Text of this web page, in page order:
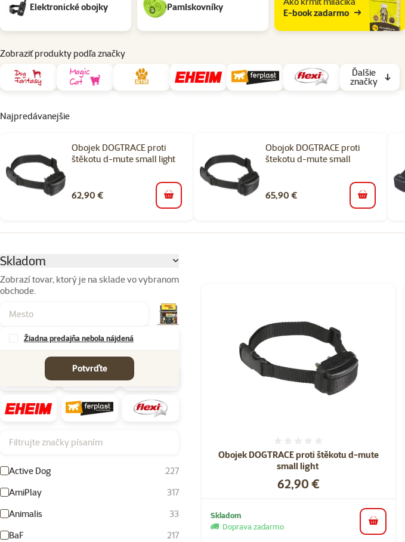
Elektronické obojky Pamlskovníky
E-book zadarmo
Zobraziť produkty podľa značky
Ďalšie
značky
Najpredávanejšie
Obojek DOGTRACE proti
štěkotu d-mute small light
62,90 € do košíka
Obojok DOGTRACE proti
štekotu d-mute small
65,90 € do košíka
Skladom
Zobrazí tovar, ktorý je na sklade vo vybranom
obchode.
Žiadna predajňa nebola nájdená
Potvrďte
Filtrujte značky písaním
Active Dog
227
AmiPlay
317
Animalis
33
BaF
217
Obojek DOGTRACE proti štěkotu d-mute
small light
Cena
62,90 €
Skladom
Doprava zadarmo
do košíka